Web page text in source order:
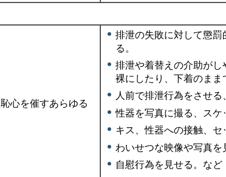
心を催すあらゆる
排泄の失敗に対して懲
る。
排泄や着替えの介助が
裸にしたり、下着のまま
人前で排泄行為をさせる
性器を写真に撮る、スケ
キス、性器への接触、セ
わいせつな映像や写真を
自慰行為を見せる。など